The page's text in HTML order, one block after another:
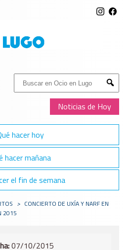
Buscar:
Submit
Noticias de Hoy
hacer hoy
hacer mañana
el fin de semana
> CONCIERTO DE UXÍA Y NARF EN
2015
07/10/2015